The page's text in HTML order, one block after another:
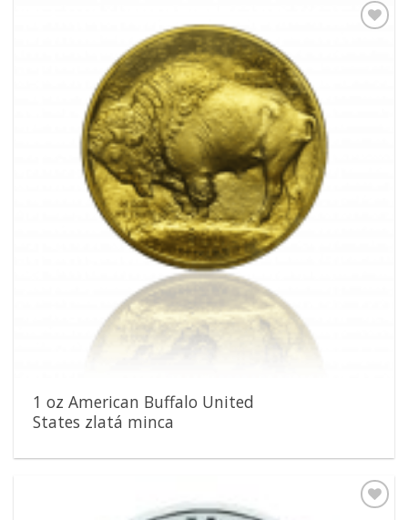
1 oz American Buffalo United
States zlatá minca